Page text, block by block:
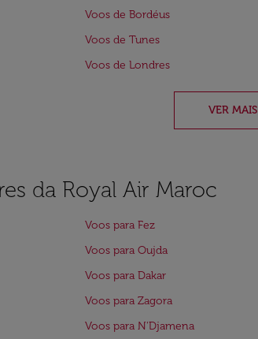
Voos de Bordéus
Voos de Tunes
Voos de Londres
VER MAIS
da Royal Air Maroc
Voos para Fez
Voos para Oujda
Voos para Dakar
Voos para Zagora
Voos para N'Djamena